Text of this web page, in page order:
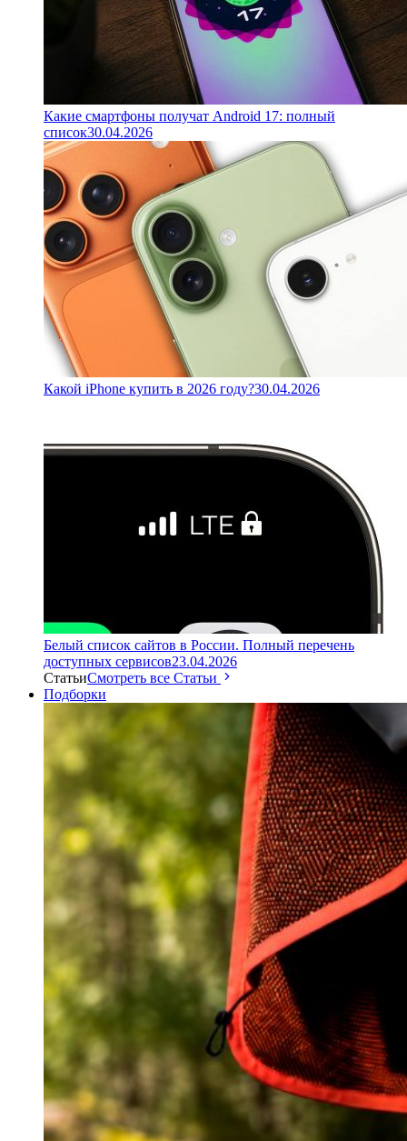
Какие смартфоны получат Android 17: полный
список30.04.2026
Какой iPhone купить в 2026 году?30.04.2026
Белый список сайтов в России. Полный перечень
доступных сервисов23.04.2026
СтатьиСмотреть все Статьи
Подборки